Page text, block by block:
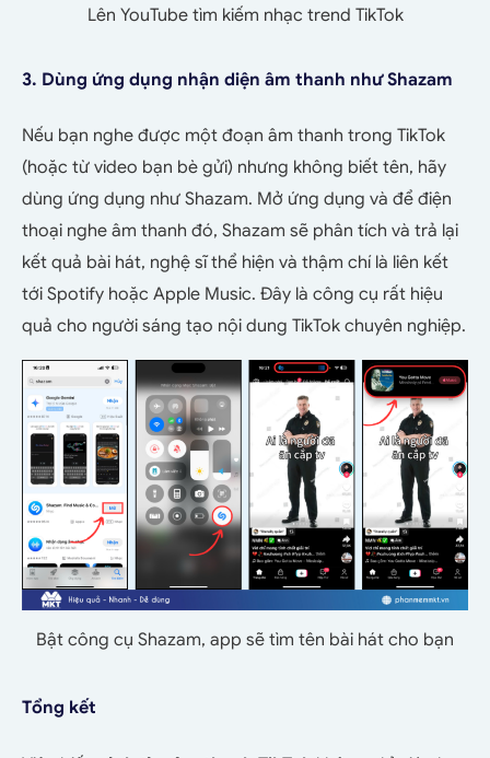
Lên YouTube tìm kiếm nhạc trend TikTok
3. Dùng ứng dụng nhận diện âm thanh như Shazam
Nếu bạn nghe được một đoạn âm thanh trong TikTok
(hoặc từ video bạn bè gửi) nhưng không biết tên, hãy
dùng ứng dụng như Shazam. Mở ứng dụng và để điện
thoại nghe âm thanh đó, Shazam sẽ phân tích và trả lại
kết quả bài hát, nghệ sĩ thể hiện và thậm chí là liên kết
tới Spotify hoặc Apple Music. Đây là công cụ rất hiệu
quả cho người sáng tạo nội dung TikTok chuyên nghiệp.
Bật công cụ Shazam, app sẽ tìm tên bài hát cho bạn
Tổng kết